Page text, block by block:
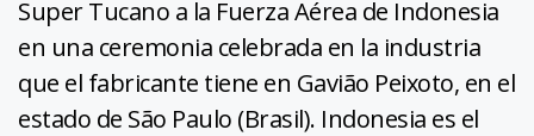
Super Tucano a la Fuerza Aérea de Indonesia
en una ceremonia celebrada en la industria
que el fabricante tiene en Gavião Peixoto, en el
estado de São Paulo (Brasil). Indonesia es el